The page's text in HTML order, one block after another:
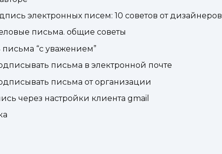
электронных писем: 10 советов от дизайнеров
письма. общие советы
“с уважением”
письма в электронной почте
письма от организации
через настройки клиента gmail